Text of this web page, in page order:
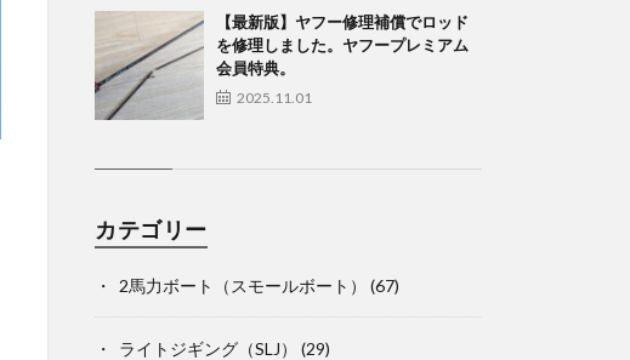
【最新版】ヤフー修理補償でロッド
を修理しました。ヤフープレミアム
会員特典。
2025.11.01
カテゴリー
2馬力ボート（スモールボート） (67)
ライトジギング（SLJ） (29)